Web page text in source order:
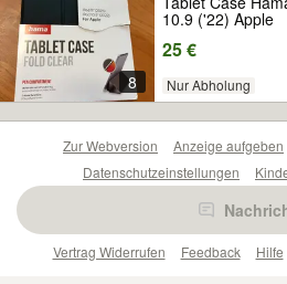
8
10.9 ('22) Apple
25 €
Nur Abholung
Zur Webversion Anzeige aufgeben
Datenschutzeinstellungen
Barrierefreiheitserklärung
Vertrag Widerrufen
Feedback Hilfe